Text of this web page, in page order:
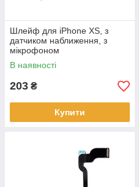
Шлейф для iPhone XS, з
датчиком наближення, з
мікрофоном
В наявності
203 ₴
Купити